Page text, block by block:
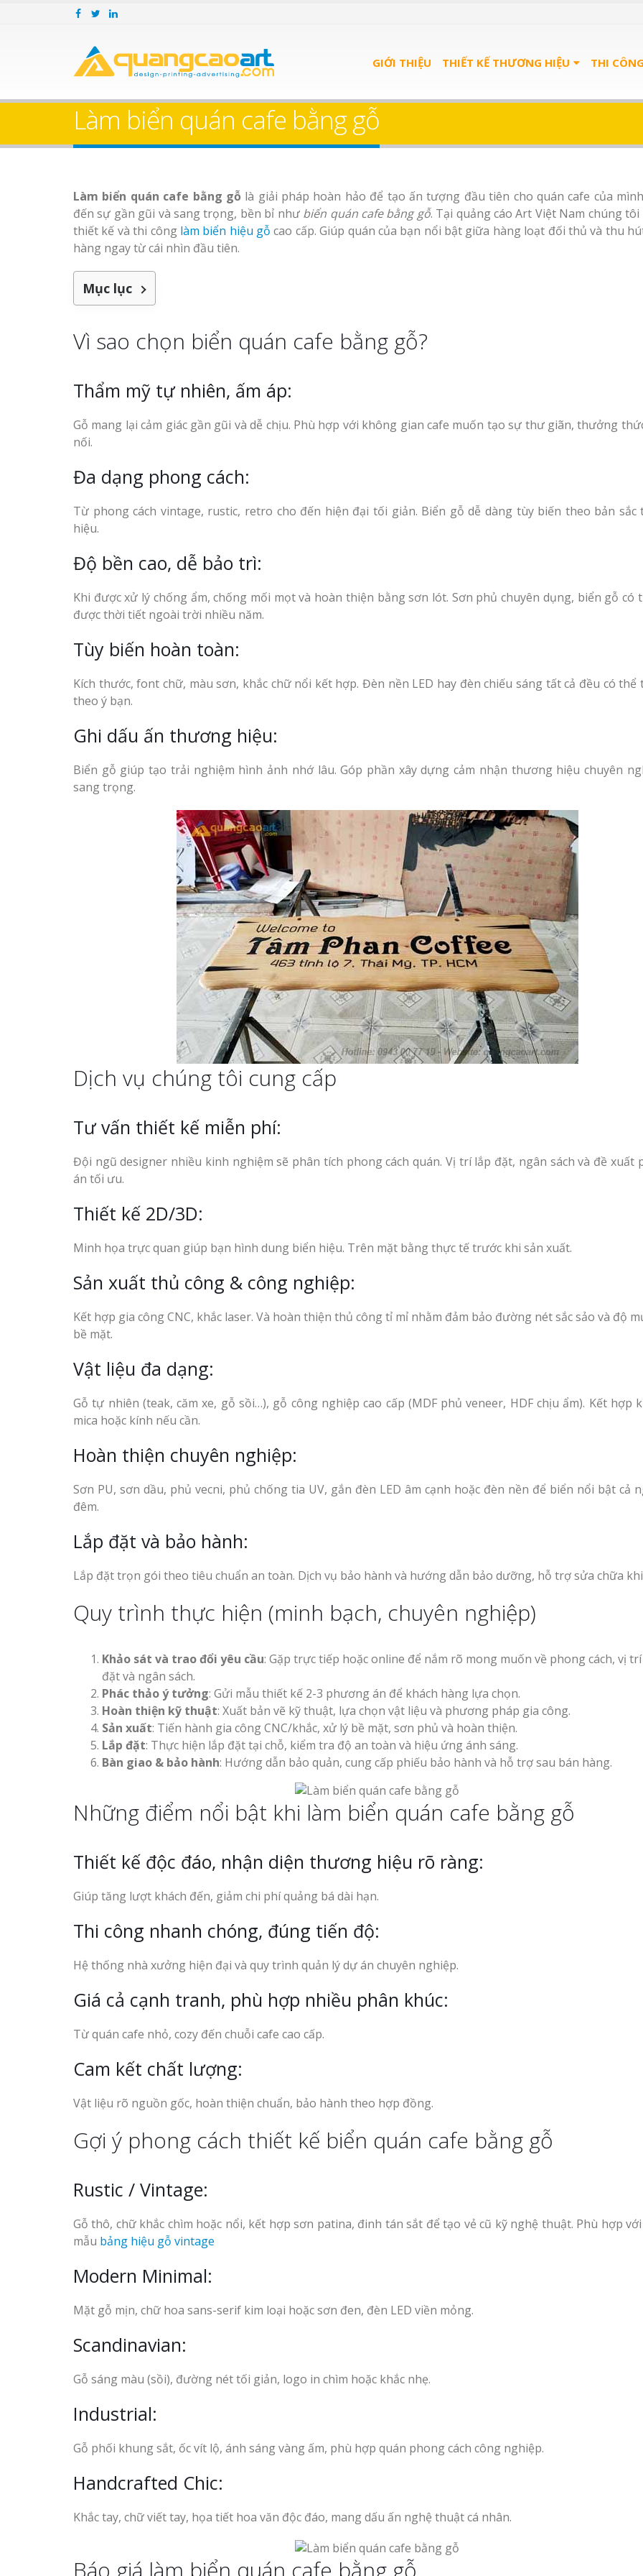
GIỚI THIỆU THIẾT KẾ THƯƠNG HIỆU THI
Làm biển quán cafe bằng gỗ
Làm biển quán cafe bằng gỗ là giải pháp hoàn hảo để tạo ấn tượng đầu tiên cho quán cafe của
đến sự gần gũi và sang trọng, bền bỉ như biển quán cafe bằng gỗ. Tại quảng cáo Art Việt Nam chúng tôi
thiết kế và thi công làm biển hiệu gỗ cao cấp. Giúp quán của bạn nổi bật giữa hàng loạt đối thủ và thu
hàng ngay từ cái nhìn đầu tiên.
Mục lục
Vì sao chọn biển quán cafe bằng gỗ?
Thẩm mỹ tự nhiên, ấm áp:
Gỗ mang lại cảm giác gần gũi và dễ chịu. Phù hợp với không gian cafe muốn tạo sự thư giãn, thưởng
nối.
Đa dạng phong cách:
Từ phong cách vintage, rustic, retro cho đến hiện đại tối giản. Biển gỗ dễ dàng tùy biến theo bản sắc
hiệu.
Độ bền cao, dễ bảo trì:
Khi được xử lý chống ẩm, chống mối mọt và hoàn thiện bằng sơn lót. Sơn phủ chuyên dụng, biển gỗ có
được thời tiết ngoài trời nhiều năm.
Tùy biến hoàn toàn:
Kích thước, font chữ, màu sơn, khắc chữ nổi kết hợp. Đèn nền LED hay đèn chiếu sáng tất cả đều có thể
theo ý bạn.
Ghi dấu ấn thương hiệu:
Biển gỗ giúp tạo trải nghiệm hình ảnh nhớ lâu. Góp phần xây dựng cảm nhận thương hiệu chuyên
sang trọng.
Dịch vụ chúng tôi cung cấp
Tư vấn thiết kế miễn phí:
Đội ngũ designer nhiều kinh nghiệm sẽ phân tích phong cách quán. Vị trí lắp đặt, ngân sách và đề xuất
án tối ưu.
Thiết kế 2D/3D:
Minh họa trực quan giúp bạn hình dung biển hiệu. Trên mặt bằng thực tế trước khi sản xuất.
Sản xuất thủ công & công nghiệp:
Kết hợp gia công CNC, khắc laser. Và hoàn thiện thủ công tỉ mỉ nhằm đảm bảo đường nét sắc sảo và độ
bề mặt.
Vật liệu đa dạng:
Gỗ tự nhiên (teak, căm xe, gỗ sồi…), gỗ công nghiệp cao cấp (MDF phủ veneer, HDF chịu ẩm). Kết hợp
mica hoặc kính nếu cần.
Hoàn thiện chuyên nghiệp:
Sơn PU, sơn dầu, phủ vecni, phủ chống tia UV, gắn đèn LED âm cạnh hoặc đèn nền để biển nổi bật cả
đêm.
Lắp đặt và bảo hành:
Lắp đặt trọn gói theo tiêu chuẩn an toàn. Dịch vụ bảo hành và hướng dẫn bảo dưỡng, hỗ trợ sửa chữa
Quy trình thực hiện (minh bạch, chuyên nghiệp)
Khảo sát và trao đổi yêu cầu: Gặp trực tiếp hoặc online để nắm rõ mong muốn về phong cách, vị
đặt và ngân sách.
Phác thảo ý tưởng: Gửi mẫu thiết kế 2-3 phương án để khách hàng lựa chọn.
Hoàn thiện kỹ thuật: Xuất bản vẽ kỹ thuật, lựa chọn vật liệu và phương pháp gia công.
Sản xuất: Tiến hành gia công CNC/khắc, xử lý bề mặt, sơn phủ và hoàn thiện.
Lắp đặt: Thực hiện lắp đặt tại chỗ, kiểm tra độ an toàn và hiệu ứng ánh sáng.
Bàn giao & bảo hành: Hướng dẫn bảo quản, cung cấp phiếu bảo hành và hỗ trợ sau bán hàng.
Những điểm nổi bật khi làm biển quán cafe bằng gỗ
Thiết kế độc đáo, nhận diện thương hiệu rõ ràng:
Giúp tăng lượt khách đến, giảm chi phí quảng bá dài hạn.
Thi công nhanh chóng, đúng tiến độ:
Hệ thống nhà xưởng hiện đại và quy trình quản lý dự án chuyên nghiệp.
Giá cả cạnh tranh, phù hợp nhiều phân khúc:
Từ quán cafe nhỏ, cozy đến chuỗi cafe cao cấp.
Cam kết chất lượng:
Vật liệu rõ nguồn gốc, hoàn thiện chuẩn, bảo hành theo hợp đồng.
Gợi ý phong cách thiết kế biển quán cafe bằng gỗ
Rustic / Vintage:
Gỗ thô, chữ khắc chìm hoặc nổi, kết hợp sơn patina, đinh tán sắt để tạo vẻ cũ kỹ nghệ thuật. Phù hợp
mẫu bảng hiệu gỗ vintage
Modern Minimal:
Mặt gỗ mịn, chữ hoa sans-serif kim loại hoặc sơn đen, đèn LED viền mỏng.
Scandinavian:
Gỗ sáng màu (sồi), đường nét tối giản, logo in chìm hoặc khắc nhẹ.
Industrial:
Gỗ phối khung sắt, ốc vít lộ, ánh sáng vàng ấm, phù hợp quán phong cách công nghiệp.
Handcrafted Chic:
Khắc tay, chữ viết tay, họa tiết hoa văn độc đáo, mang dấu ấn nghệ thuật cá nhân.
Báo giá làm biển quán cafe bằng gỗ